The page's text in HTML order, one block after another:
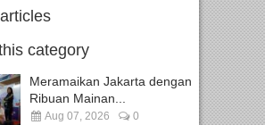
category
Meramaikan Jakarta dengan
Ribuan Mainan...
Aug 07, 2026 0